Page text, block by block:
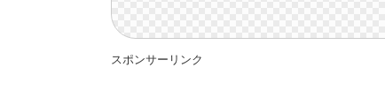
スポンサーリンク